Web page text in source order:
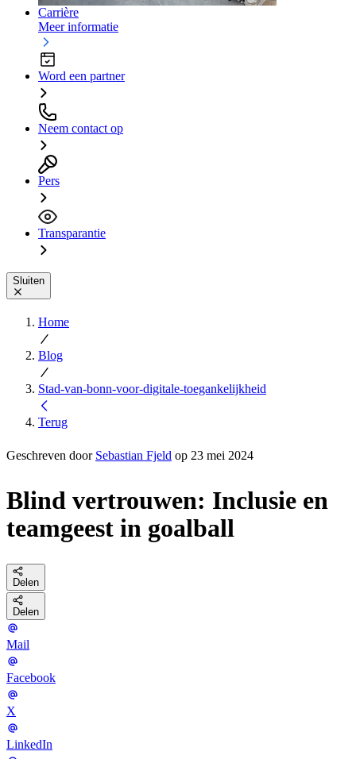
Carrière
Meer informatie
Word een partner
Neem contact op
Pers
Transparantie
Sluiten
Home
Blog
Stad-van-bonn-voor-digitale-toegankelijkheid
Terug
Geschreven door Sebastian Fjeld op 23 mei 2024
Blind vertrouwen: Inclusie en
teamgeest in goalball
Delen
Delen
Mail
Facebook
X
LinkedIn